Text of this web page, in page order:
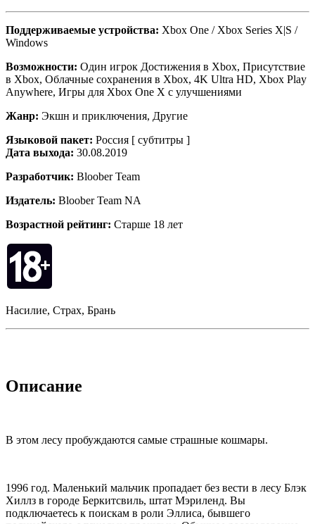
Поддерживаемые устройства: Xbox One / Xbox Series X|S /
Windows
Возможности: Один игрок Достижения в Xbox, Присутствие
в Xbox, Облачные сохранения в Xbox, 4K Ultra HD, Xbox Play
Anywhere, Игры для Xbox One X с улучшениями
Жанр: Экшн и приключения, Другие
Языковой пакет: Россия [ субтитры ]
Дата выхода: 30.08.2019
Разработчик: Bloober Team
Издатель: Bloober Team NA
Возрастной рейтинг: Старше 18 лет
Насилие, Страх, Брань
Описание
В этом лесу пробуждаются самые страшные кошмары.
1996 год. Маленький мальчик пропадает без вести в лесу Блэк
Хиллз в городе Беркитсвиль, штат Мэриленд. Вы
подключаетесь к поискам в роли Эллиса, бывшего